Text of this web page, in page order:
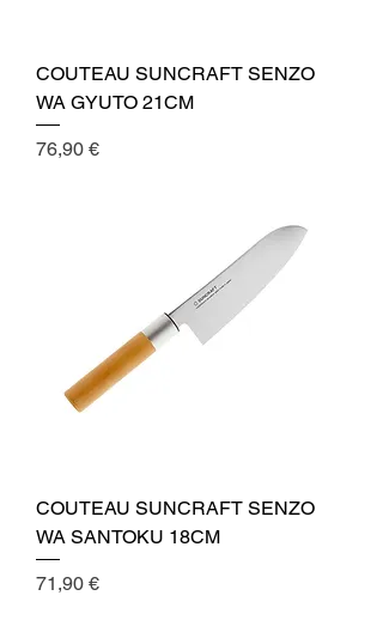
COUTEAU SUNCRAFT SENZO
WA GYUTO 21CM
Cena
76,90 €
COUTEAU SUNCRAFT SENZO
WA SANTOKU 18CM
Cena
71,90 €